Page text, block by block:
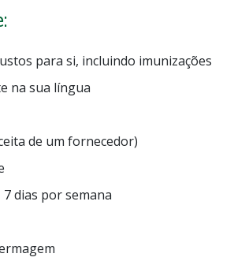
para si, incluindo imunizações
na sua língua
de um fornecedor)
dias por semana